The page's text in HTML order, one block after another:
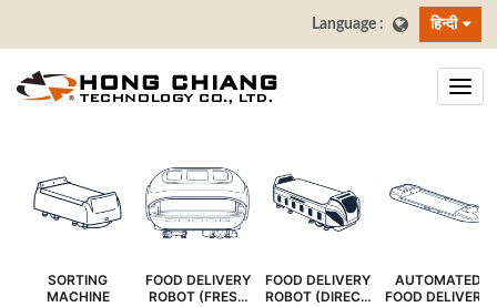
हिन्दी
SORTING
MACHINE
FOOD DELIVERY
ROBOT (FRESH
FOOD DELIVERY
ROBOT (DIRECT
AUTOMATED
FOOD DELIVERY